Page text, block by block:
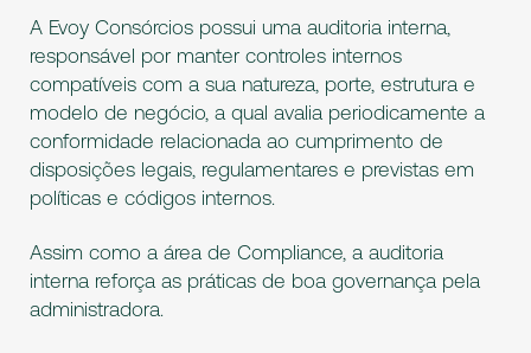
A Evoy Consórcios possui uma auditoria interna,
responsável por manter controles internos
compatíveis com a sua natureza, porte, estrutura e
modelo de negócio, a qual avalia periodicamente a
conformidade relacionada ao cumprimento de
disposições legais, regulamentares e previstas em
políticas e códigos internos.
Assim como a área de Compliance, a auditoria
interna reforça as práticas de boa governança pela
administradora.